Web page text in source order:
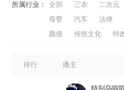
所属行业： 全部 三农 二次元
母婴
汽车 法律
颜值
传统文化 特
排行 播主
特别乌啦